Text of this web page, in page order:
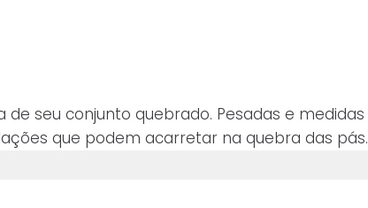
seu conjunto quebrado. Pesadas e
que podem acarretar na quebra das pás.